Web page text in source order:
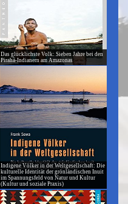
Das glücklichste Volk: Sieben Jahre bei den
Pirahã-Indianern am Amazonas
Indigene Völker in der Weltgesellschaft: Die
kulturelle Identität der grönländischen Inuit
im Spannungsfeld von Natur und Kultur
(Kultur und soziale Praxis)